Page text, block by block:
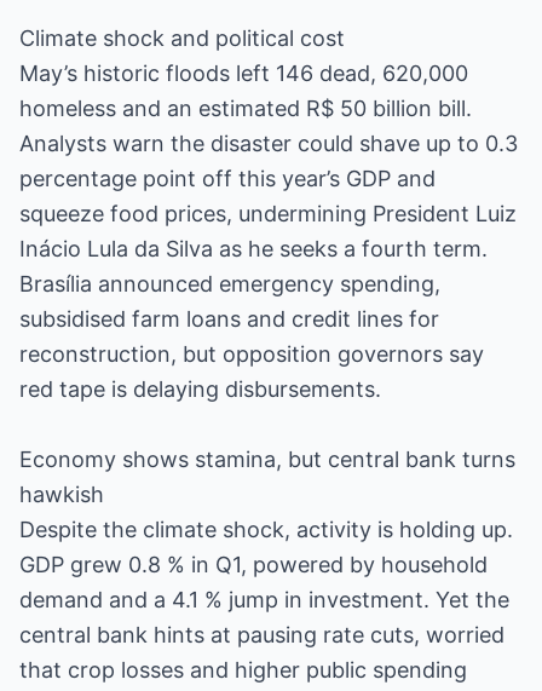
Climate shock and political cost
May’s historic floods left 146 dead, 620,000
homeless and an estimated R$ 50 billion bill.
Analysts warn the disaster could shave up to 0.3
percentage point off this year’s GDP and
squeeze food prices, undermining President Luiz
Inácio Lula da Silva as he seeks a fourth term.
Brasília announced emergency spending,
subsidised farm loans and credit lines for
reconstruction, but opposition governors say
red tape is delaying disbursements.
Economy shows stamina, but central bank turns
hawkish
Despite the climate shock, activity is holding up.
GDP grew 0.8 % in Q1, powered by household
demand and a 4.1 % jump in investment. Yet the
central bank hints at pausing rate cuts, worried
that crop losses and higher public spending